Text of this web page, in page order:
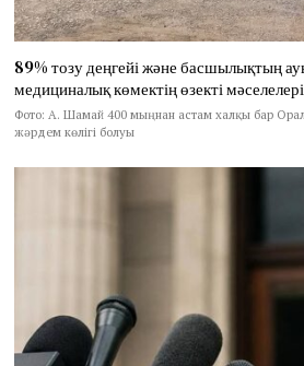
89% тозу деңгейі және басшылықтың
медициналық көмектің өзекті мәселелері
Фото: А. Шамай 400 мыңнан астам халқы бар
жәрдем көлігі болуы